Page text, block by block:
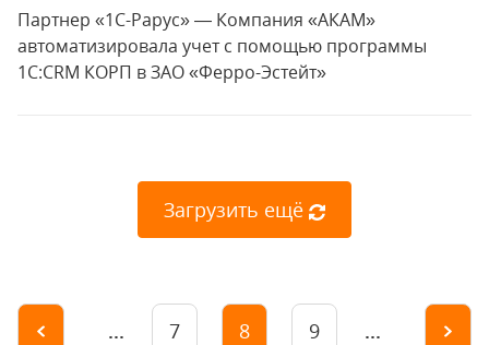
Партнер «1С-Рарус» — Компания «АКАМ»
автоматизировала учет с помощью программы
1С:CRM КОРП в ЗАО «Ферро-Эстейт»
Загрузить ещё
... 7 8 9 ...